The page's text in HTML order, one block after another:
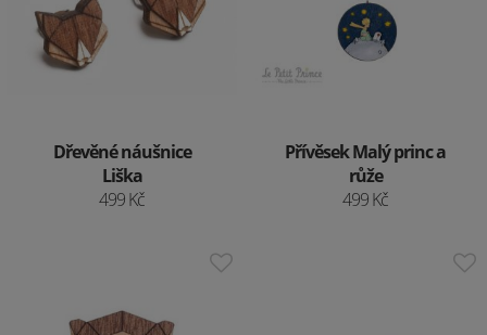
Dřevěné náušnice
Liška
499 Kč
Přívěsek Malý princ a
růže
499 Kč